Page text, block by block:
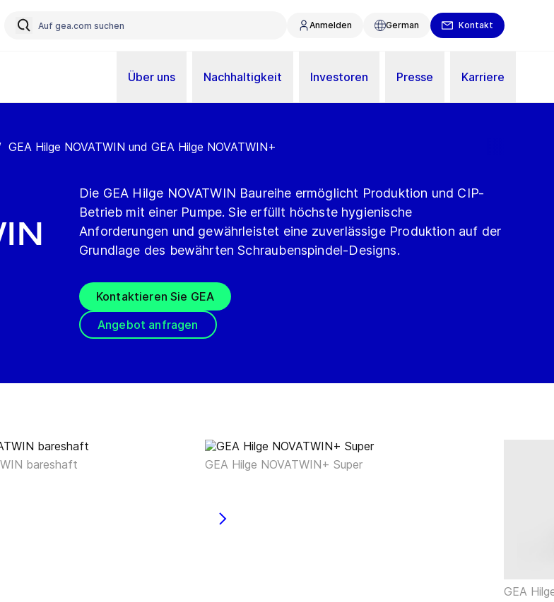
Anmelden German Kontakt
Über uns Nachhaltigkeit Investoren Presse Karriere
GEA Hilge NOVATWIN und GEA Hilge NOVATWIN+
Die GEA Hilge NOVATWIN Baureihe ermöglicht Produktion und CIP-
Betrieb mit einer Pumpe. Sie erfüllt höchste hygienische
Anforderungen und gewährleistet eine zuverlässige Produktion auf der
Grundlage des bewährten Schraubenspindel-Designs.
Kontaktieren Sie GEA
Angebot anfragen
bareshaft GEA Hilge NOVATWIN+ Super
GEA